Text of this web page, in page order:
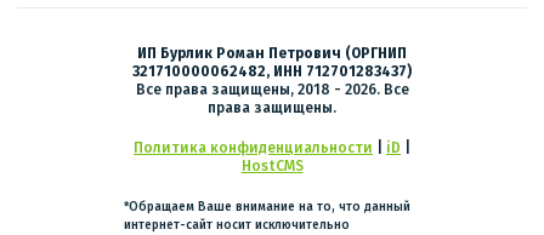
ИП Бурлик Роман Петрович (ОРГНИП
321710000062482, ИНН 712701283437)
Все права защищены, 2018 - 2026. Все
права защищены.
Политика конфиденциальности iD
HostCMS
*Обращаем Ваше внимание на то, что данный
интернет-сайт носит исключительно